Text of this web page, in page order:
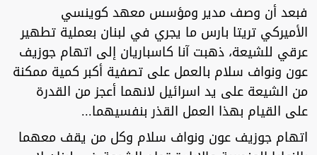
فبعد أن وصف مدير ومؤسس معهد كوينسي
الأميركي تريتا بارس ما يجري في لبنان بعملية تطهير
عرقي للشيعة، ذهبت آنا كاسباريان إلى اتهام جوزيف
عون ونواف سلام بالعمل على تصفية أكبر كمية ممكنة
من الشيعة على يد اسرائيل لانهما أعجز من القدرة
على القيام بهذا العمل القذر بنفسيهما...
اتهام جوزيف عون ونواف سلام وكل من يقف معهما